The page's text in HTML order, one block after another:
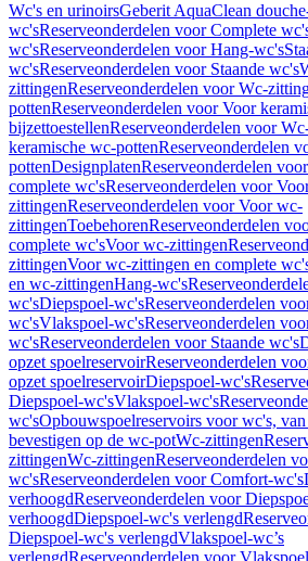
Wc's en urinoirsGeberit AquaClean
wc'sReserveonderdelen voor Complete
wc'sReserveonderdelen voor Hang-wc's
wc'sReserveonderdelen voor Staande wc's
zittingenReserveonderdelen voor Wc-
pottenReserveonderdelen voor Voor
bijzettoestellenReserveonderdelen voor
keramische wc-pottenReserveonderdelen
pottenDesignplatenReserveonderdelen
complete wc'sReserveonderdelen voor
zittingenReserveonderdelen voor Voor wc-
zittingenToebehorenReserveonderdelen
complete wc'sVoor wc-zittingen
zittingenVoor wc-zittingen en complete
en wc-zittingenHang-wc's
wc'sDiepspoel-wc'sReserveonderdelen
wc'sVlakspoel-wc'sReserveonderdelen
wc'sReserveonderdelen voor Staande wc's
opzet spoelreservoirReserveonderdelen
opzet spoelreservoirDiepspoel-wc's
Diepspoel-wc'sVlakspoel-wc's
wc'sOpbouwspoelreservoirs voor wc's,
bevestigen op de wc-potWc-zittingen
zittingenWc-zittingenReserveonderdelen
wc'sReserveonderdelen voor Comfort-wc's
verhoogdReserveonderdelen voor
verhoogdDiepspoel-wc's verlengd
Diepspoel-wc's verlengdVlakspoel-wc’s
verlengdReserveonderdelen voor